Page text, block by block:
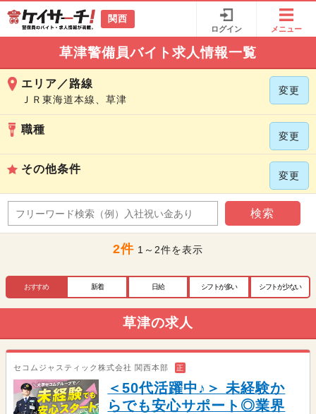
関西
ログイン メニュー
草津警備員バイト求人情報一覧
エリア／路線
ＪＲ東海道本線、草津
変更
職種
変更
その他条件
変更
検索
2件 1～2件を表示
おすすめ 新着 日給 シフトが多い シフトが少ない
草津の求人
セコムジャスティック株式会社 関西本部 正
＜50代活躍中♪＞ 未経験か
らでも安心サポート◎業界